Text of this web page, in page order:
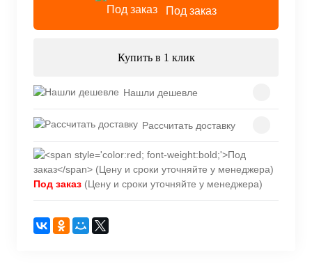
Под заказ
Купить в 1 клик
Нашли дешевле
Рассчитать доставку
Под заказ (Цену и сроки уточняйте у менеджера)